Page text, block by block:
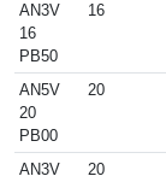
AN3V
16
PB50
16
AN5V
20
PB00
20
AN3V
20